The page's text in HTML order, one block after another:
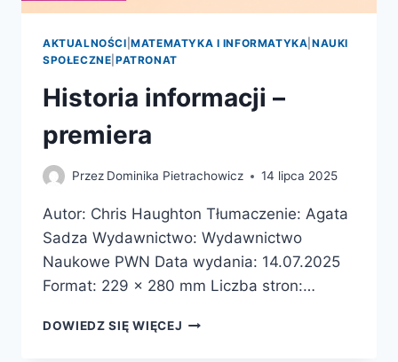
AKTUALNOŚCI |MATEMATYKA I INFORMATYKA |NAUKI
SPOŁECZNE PATRONAT
Historia informacji –
premiera
Przez Dominika Pietrachowicz 14 lipca 2025
Autor: Chris Haughton Tłumaczenie: Agata
Sadza Wydawnictwo: Wydawnictwo
Naukowe PWN Data wydania: 14.07.2025
Format: 229 x 280 mm Liczba stron:…
DOWIEDZ SIĘ WIĘCEJ HISTORIA